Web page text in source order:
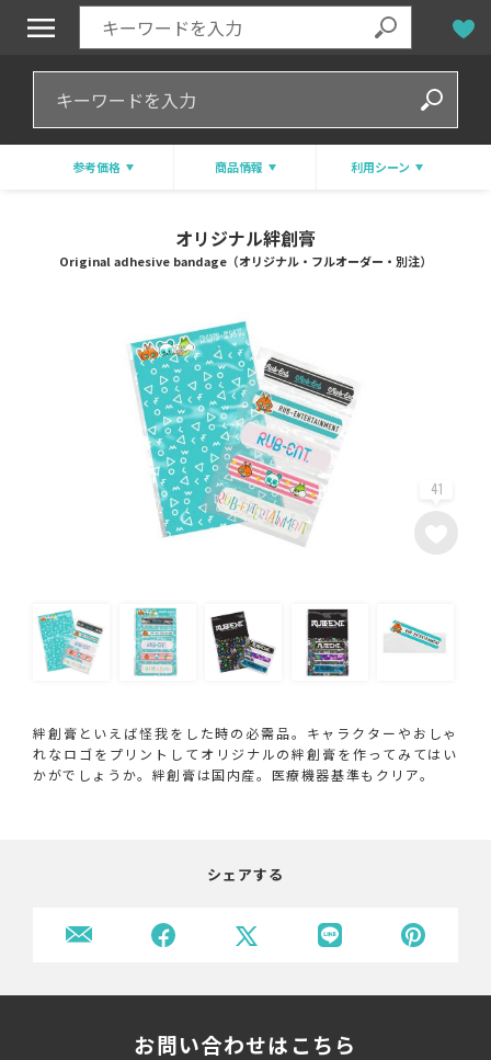
参考価格 商品情報 利用シーン
オリジナル絆創膏
Original adhesive bandage（オリジナル・フルオーダー・別注）
41
絆創膏といえば怪我をした時の必需品。キャラクターやおしゃ
れなロゴをプリントしてオリジナルの絆創膏を作ってみてはい
かがでしょうか。絆創膏は国内産。医療機器基準もクリア。
シェアする
お問い合わせはこちら